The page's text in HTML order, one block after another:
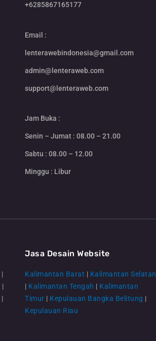
+6285867165177
Email :
lenterawebindonesia@gmail.com
admin@lenteraweb.com
support@lenteraweb.com
Jam Buka :
Senin – Jumat : 08.00 – 21.00
Sabtu : 08.00 – 12.00
Minggu : Libur
|
|
|
Jasa Desain Website
Kalimantan Barat | Kalimantan Selatan
| Kalimantan Tengah | Kalimantan
Timur | Kepulauan Bangka Belitung |
Kepulauan Riau